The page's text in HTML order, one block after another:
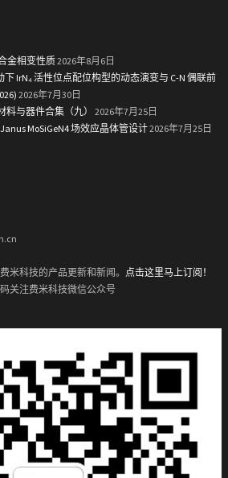
金相变性质2026年8月6日
IrN₄ 活性位点配位构型的动态演变与 C-N 偶联前
2026年7月30日
料与器件合集（九）
2026年7月25日
MoSiGeN4 场效应晶体管设计2026年7月25日
米科技的产品更新和新闻。 点击这里马上订阅！
关注费米科技微信公众号